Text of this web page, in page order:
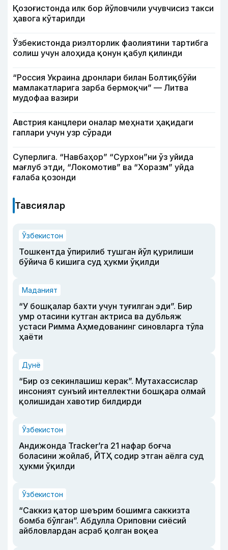
Қозоғистонда илк бор йўловчили учувчисиз такси
ҳавога кўтарилди
Ўзбекистонда риэлторлик фаолиятини тартибга
солиш учун алоҳида қонун қабул қилинди
“Россия Украина дронлари билан Болтиқбўйи
мамлакатларига зарба бермоқчи” — Литва
мудофаа вазири
Австрия канцлери оналар меҳнати ҳақидаги
гаплари учун узр сўради
Суперлига. “Навбаҳор” “Сурхон”ни ўз уйида
мағлуб этди, “Локомотив” ва “Хоразм” уйда
ғалаба қозонди
Тавсиялар
Ўзбекистон
Тошкентда ўпирилиб тушган йўл қурилиши
бўйича 6 кишига суд ҳукми ўқилди
Маданият
“У бошқалар бахти учун туғилган эди”. Бир
умр отасини кутган актриса ва дубльяж
устаси Римма Аҳмедованинг синовларга тўла
ҳаёти
Дунё
“Бир оз секинлашиш керак”. Мутахассислар
инсоният сунъий интеллектни бошқара олмай
қолишидан хавотир билдирди
Ўзбекистон
Андижонда Tracker’га 21 нафар боғча
боласини жойлаб, ЙТҲ содир этган аёлга суд
ҳукми ўқилди
Ўзбекистон
“Саккиз қатор шеърим бошимга саккизта
бомба бўлган”. Абдулла Ориповни сиёсий
айбловлардан асраб қолган воқеа